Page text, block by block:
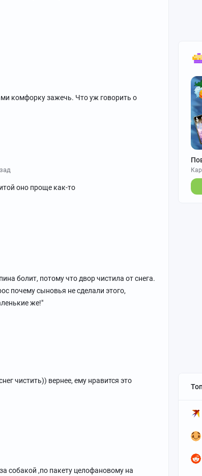
комфорку зажечь. Что уж говорить о
оно проще как-то
болит, потому что двор чистила от снега.
почему сыновья не сделали этого,
же!"
чистить)) вернее, ему нравится это
собакой ,по пакету целофановому на